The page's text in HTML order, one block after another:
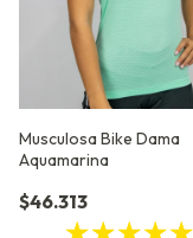
Musculosa Bike Dama
Aquamarina
$46.313